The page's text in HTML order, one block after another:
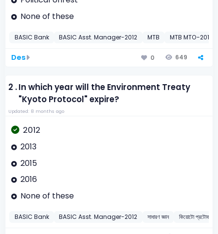
None of these
BASIC Bank BASIC Asst. Manager-2012 MTB MTB MTO-2013
Des 0 649
2 .In which year will the Environment Treaty
"Kyoto Protocol" expire?
Updated: 8 months ago
2012
2013
2015
2016
None of these
BASIC Bank BASIC Asst. Manager-2012 সাধারণ জ্ঞান কিয়োটো প্রটোকল